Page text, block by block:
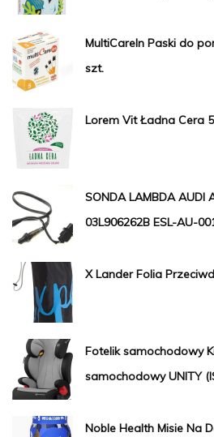
MultiCareIn Paski do
szt.
Lorem Vit Ładna Cera
SONDA LAMBDA AUDI
03L906262B ESL-AU-
X Lander Folia
Fotelik samochodowy
samochodowy UNITY
Noble Health Misie Na